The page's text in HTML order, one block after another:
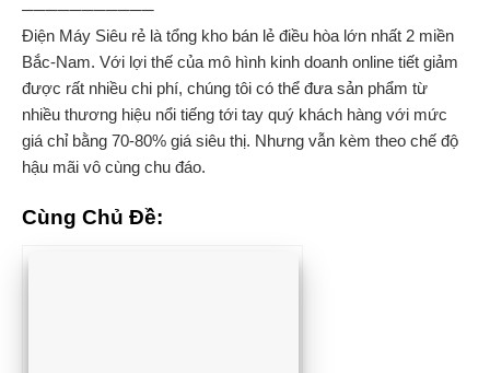
───────────
Điện Máy Siêu rẻ là tổng kho bán lẻ điều hòa lớn nhất 2 miền
Bắc-Nam. Với lợi thế của mô hình kinh doanh online tiết giảm
được rất nhiều chi phí, chúng tôi có thể đưa sản phẩm từ
nhiều thương hiệu nổi tiếng tới tay quý khách hàng với mức
giá chỉ bằng 70-80% giá siêu thị. Nhưng vẫn kèm theo chế độ
hậu mãi vô cùng chu đáo.
Cùng Chủ Đề: